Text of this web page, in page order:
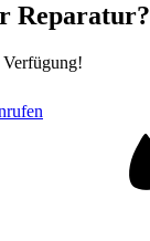
Reparatur?
Verfügung!